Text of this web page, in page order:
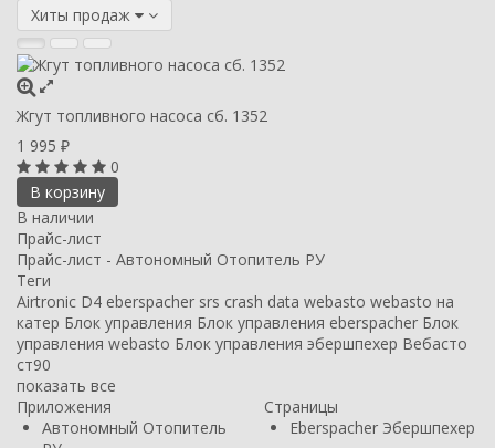
Хиты продаж
Жгут топливного насоса сб. 1352
1 995 ₽
0
В корзину
В наличии
Прайс-лист
Прайс-лист - Автономный Отопитель РУ
Теги
Airtronic D4 eberspacher srs crash data webasto webasto на
катер Блок управления Блок управления eberspacher Блок
управления webasto Блок управления эбершпехер Вебасто
ст90
показать все
Приложения
Автономный Отопитель
Страницы
Eberspacher Эбершпехер